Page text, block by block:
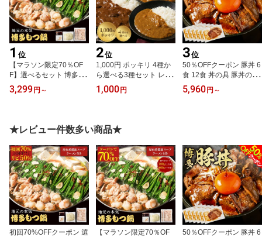
1 位
【マラソン限定70％OF
F】選べるセット 博多 ぷ
りもつ鍋 もつ鍋 もつ 牛
もつ ホルモン 鍋セット
ん 夕食 家庭用 お取り寄
せ グルメ パーティー 宅
飲み 冷凍 冷食 スープ 鍋
3,299円 ～
2位
1,000円 ポッキリ 4種か
ら選べる3種セット レス
トラン御用達 カレー レ
トルト 甘口 中辛 辛口 セ
チ ディナー ストック ギ
フト 常温 ご褒美 ストッ
ク 長期保存 常備食 保存
食 常温食 非常食［カレ
ー］
1,000円
3位
50％OFFクーポン 豚丼 6
食 12食 丼の具 豚丼の具
豚肉 丼ぶり 丼 冷凍食品
冷凍 惣菜 お惣菜 簡単調
ず 昼食 ランチ 夕食 夜食
弁当［豚丼］
5,960円 ～
★レビュー件数多い商品★
初回70%OFFクーポン 選
【マラソン限定70％OF
50％OFFクーポン 豚丼 6